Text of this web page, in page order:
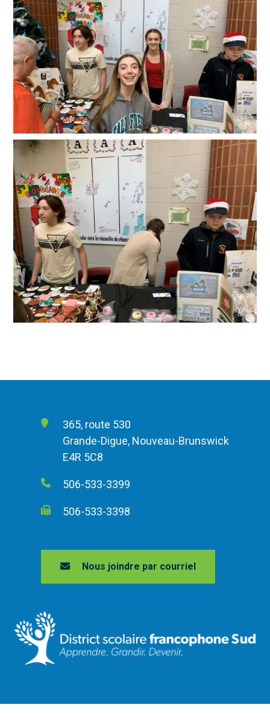
365, route 530
Grande-Digue, Nouveau-Brunswick
E4R 5C8
506-533-3399
506-533-3398
Nous joindre par courriel